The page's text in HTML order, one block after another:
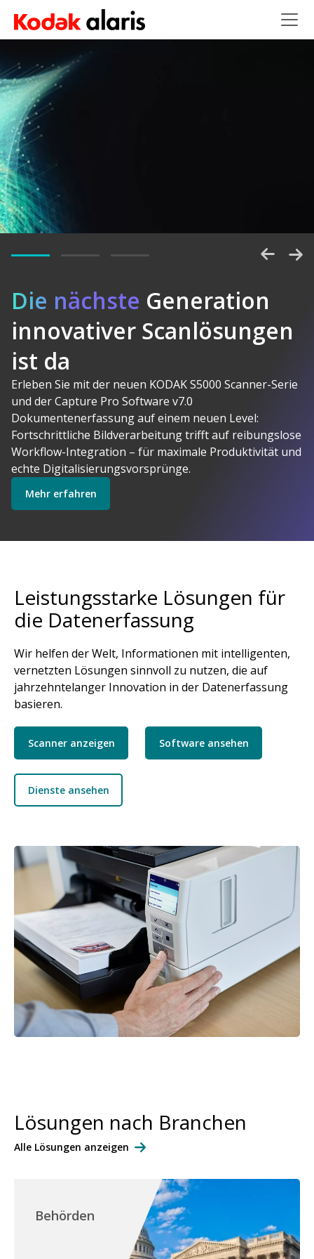
Skip to main content
Die nächste Generation
innovativer Scanlösungen
ist da
Erleben Sie mit der neuen KODAK S5000 Scanner-Serie
und der Capture Pro Software v7.0
Dokumentenerfassung auf einem neuen Level:
Fortschrittliche Bildverarbeitung trifft auf reibungslose
Workflow-Integration – für maximale Produktivität und
echte Digitalisierungsvorsprünge.
Mehr erfahren
AI-gestützte
Startklar
Entsperren
macht Sinn
Software erkunden Scanner erkunden
Explore Services
Leistungsstarke Lösungen für
die Datenerfassung
Wir helfen der Welt, Informationen mit intelligenten,
vernetzten Lösungen sinnvoll zu nutzen, die auf
jahrzehntelanger Innovation in der Datenerfassung
basieren.
Scanner anzeigen Software ansehen
Dienste ansehen
Bild
Lösungen nach Branchen
Alle Lösungen anzeigen
Behörden